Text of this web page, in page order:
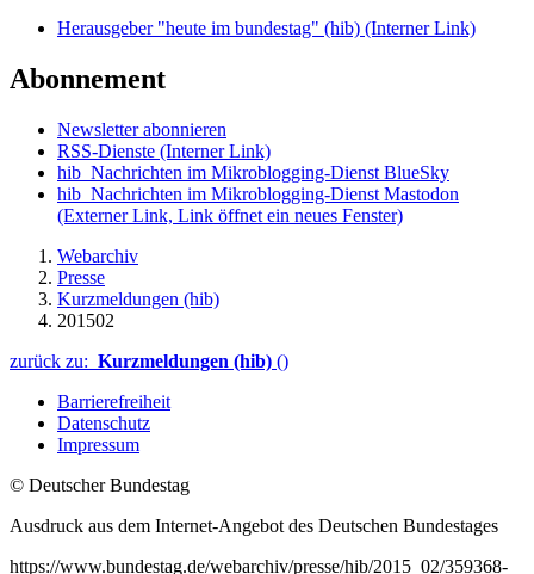
Herausgeber "heute im bundestag" (hib) (Interner Link)
Abonnement
Newsletter abonnieren
RSS-Dienste (Interner Link)
hib_Nachrichten im Mikroblogging-Dienst BlueSky
hib_Nachrichten im Mikroblogging-Dienst Mastodon
(Externer Link, Link öffnet ein neues Fenster)
Webarchiv
Presse
Kurzmeldungen (hib)
201502
zurück zu: Kurzmeldungen (hib) ()
Barrierefreiheit
Datenschutz
Impressum
© Deutscher Bundestag
Ausdruck aus dem Internet-Angebot des Deutschen Bundestages
https://www.bundestag.de/webarchiv/presse/hib/2015_02/359368-